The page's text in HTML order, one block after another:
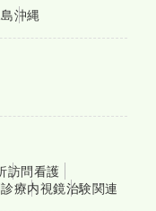
沖縄
訪問看護
療内視鏡治験関連